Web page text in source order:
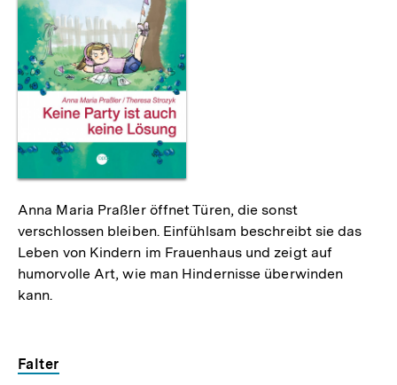
Anna Maria Praßler öffnet Türen, die sonst
verschlossen bleiben. Einfühlsam beschreibt sie das
Leben von Kindern im Frauenhaus und zeigt auf
humorvolle Art, wie man Hindernisse überwinden
kann.
Falter